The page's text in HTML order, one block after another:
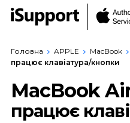
Головна APPLE MacBook
працює клавіатура/кнопки
MacBook
працює